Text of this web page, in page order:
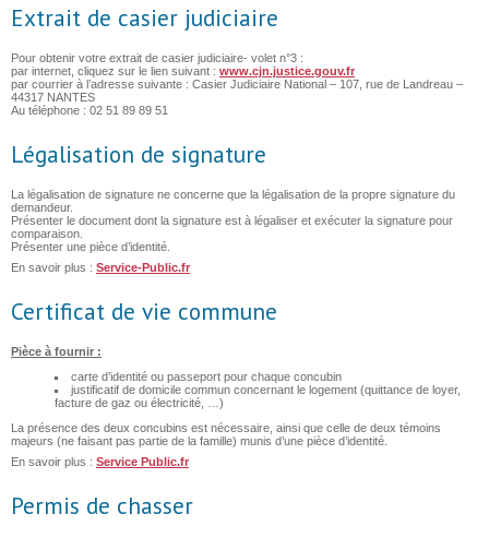
Extrait de casier judiciaire
Pour obtenir votre extrait de casier judiciaire- volet n°3 :
par internet, cliquez sur le lien suivant : www.cjn.justice.gouv.fr
par courrier à l’adresse suivante : Casier Judiciaire National – 107, rue de Landreau –
44317 NANTES
Au téléphone : 02 51 89 89 51
Légalisation de signature
La légalisation de signature ne concerne que la légalisation de la propre signature du
demandeur.
Présenter le document dont la signature est à légaliser et exécuter la signature pour
comparaison.
Présenter une pièce d’identité.
En savoir plus : Service-Public.fr
Certificat de vie commune
Pièce à fournir :
carte d’identité ou passeport pour chaque concubin
justificatif de domicile commun concernant le logement (quittance de loyer,
facture de gaz ou électricité, …)
La présence des deux concubins est nécessaire, ainsi que celle de deux témoins
majeurs (ne faisant pas partie de la famille) munis d’une pièce d’identité.
En savoir plus : Service Public.fr
Permis de chasser